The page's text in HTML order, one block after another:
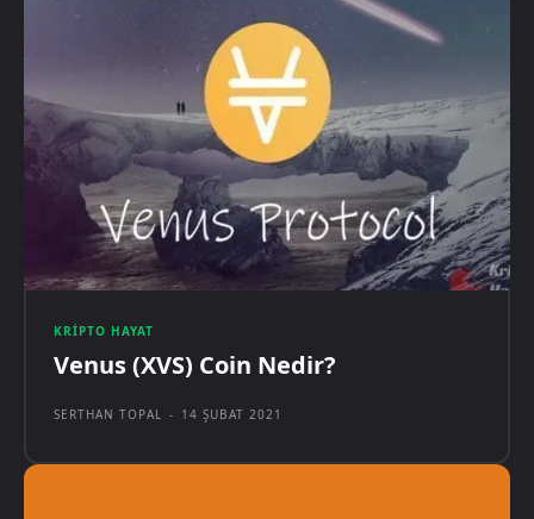
KRIPTO HAYAT
Venus (XVS) Coin Nedir?
SERTHAN TOPAL - 14 ŞUBAT 2021